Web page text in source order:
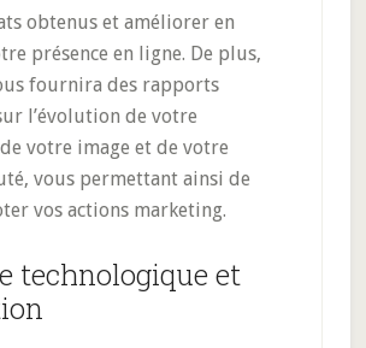
obtenus et améliorer en
présence en ligne. De plus,
fournira des rapports
l’évolution de votre
votre image et de votre
vous permettant ainsi de
vos actions marketing.
technologique et